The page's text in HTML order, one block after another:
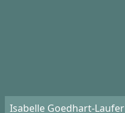
Isabelle Goedhart-Laufer